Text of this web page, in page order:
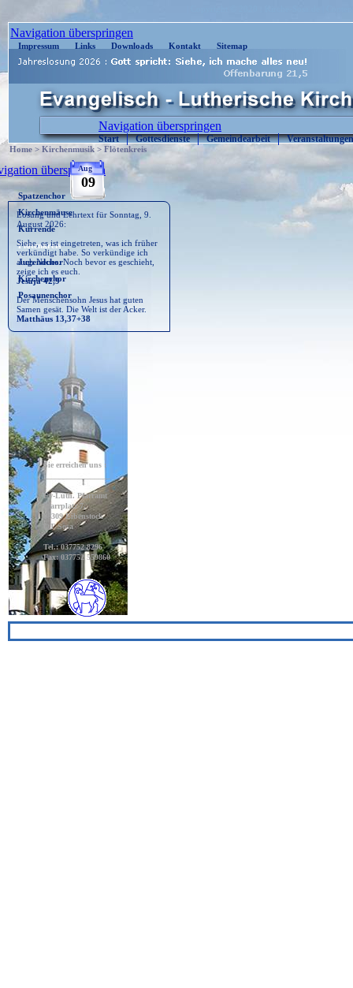
Navigation überspringen
Impressum Links Downloads Kontakt Sitemap
Navigation überspringen
Start Gottesdienste Gemeindearbeit Veranstaltungen
Home > Kirchenmusik > Flötenkreis
überspringen
Spatzenchor
Kirchenmäuse
Kurrende
Flötenkreis
Jugendchor
Kirchenchor
Posaunenchor
Aug
09
Losung und Lehrtext für Sonntag, 9.
August 2026:
Siehe, es ist eingetreten, was ich früher
verkündigt habe. So verkündige ich
auch Neues. Noch bevor es geschieht,
zeige ich es euch.
Jesaja 42,9
Der Menschensohn Jesus hat guten
Samen gesät. Die Welt ist der Acker.
Matthäus 13,37+38
Sie erreichen uns :
_________________
Ev-Luth. Pfarramt
Pfarrplatz 7,
08309 Eibenstock
OT Sosa
Tel.: 037752 8296
Fax: 037752 559860